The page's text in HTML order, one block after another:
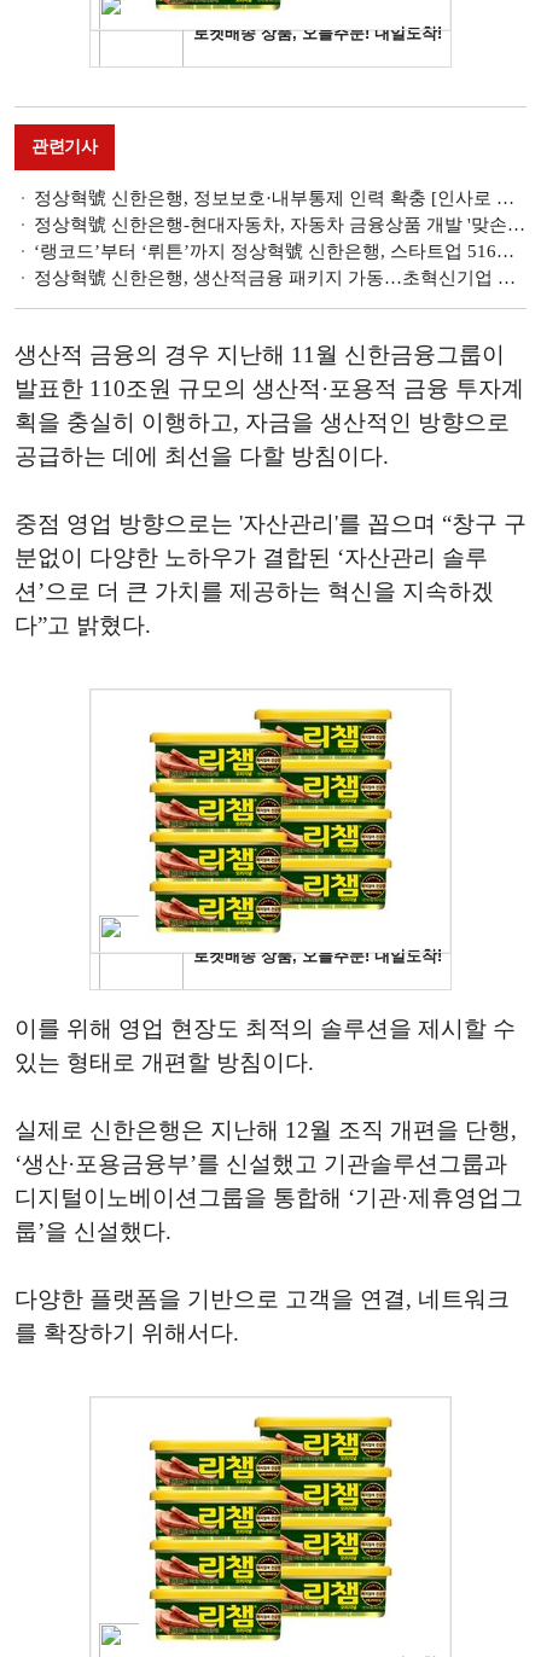
관련기사
정상혁號 신한은행, 정보보호·내부통제 인력 확충 [인사로 본 2026 은행 전략]
정상혁號 신한은행-현대자동차, 자동차 금융상품 개발 '맞손'…제휴 적금 출시
‘랭코드’부터 ‘뤼튼’까지 정상혁號 신한은행, 스타트업 516곳 발굴·육성 [금융권 생산적 중기 육성]
정상혁號 신한은행, 생산적금융 패키지 가동…초혁신기업 투자 지원·고금리 부담 완화
생산적 금융의 경우 지난해 11월 신한금융그룹이
발표한 110조원 규모의 생산적·포용적 금융 투자계
획을 충실히 이행하고, 자금을 생산적인 방향으로
공급하는 데에 최선을 다할 방침이다.
중점 영업 방향으로는 '자산관리'를 꼽으며 “창구 구
분없이 다양한 노하우가 결합된 ‘자산관리 솔루
션’으로 더 큰 가치를 제공하는 혁신을 지속하겠
다”고 밝혔다.
이를 위해 영업 현장도 최적의 솔루션을 제시할 수
있는 형태로 개편할 방침이다.
실제로 신한은행은 지난해 12월 조직 개편을 단행,
‘생산·포용금융부’를 신설했고 기관솔루션그룹과
디지털이노베이션그룹을 통합해 ‘기관·제휴영업그
룹’을 신설했다.
다양한 플랫폼을 기반으로 고객을 연결, 네트워크
를 확장하기 위해서다.